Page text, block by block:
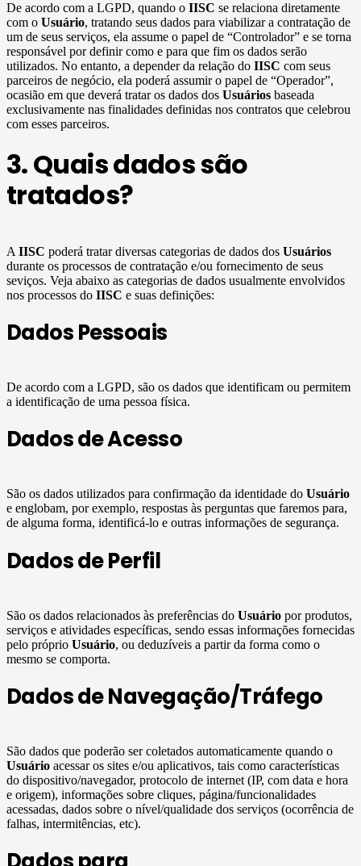
De acordo com a LGPD, quando o IISC se relaciona diretamente
com o Usuário, tratando seus dados para viabilizar a contratação de
um de seus serviços, ela assume o papel de “Controlador” e se torna
responsável por definir como e para que fim os dados serão
utilizados. No entanto, a depender da relação do IISC com seus
parceiros de negócio, ela poderá assumir o papel de “Operador”,
ocasião em que deverá tratar os dados dos Usuários baseada
exclusivamente nas finalidades definidas nos contratos que celebrou
com esses parceiros.
3. Quais dados são
tratados?
A IISC poderá tratar diversas categorias de dados dos Usuários
durante os processos de contratação e/ou fornecimento de seus
seviços. Veja abaixo as categorias de dados usualmente envolvidos
nos processos do IISC e suas definições:
Dados Pessoais
De acordo com a LGPD, são os dados que identificam ou permitem
a identificação de uma pessoa física.
Dados de Acesso
São os dados utilizados para confirmação da identidade do Usuário
e englobam, por exemplo, respostas às perguntas que faremos para,
de alguma forma, identificá-lo e outras informações de segurança.
Dados de Perfil
São os dados relacionados às preferências do Usuário por produtos,
serviços e atividades específicas, sendo essas informações fornecidas
pelo próprio Usuário, ou deduzíveis a partir da forma como o
mesmo se comporta.
Dados de Navegação/Tráfego
São dados que poderão ser coletados automaticamente quando o
Usuário acessar os sites e/ou aplicativos, tais como características
do dispositivo/navegador, protocolo de internet (IP, com data e hora
e origem), informações sobre cliques, página/funcionalidades
acessadas, dados sobre o nível/qualidade dos serviços (ocorrência de
falhas, intermitências, etc).